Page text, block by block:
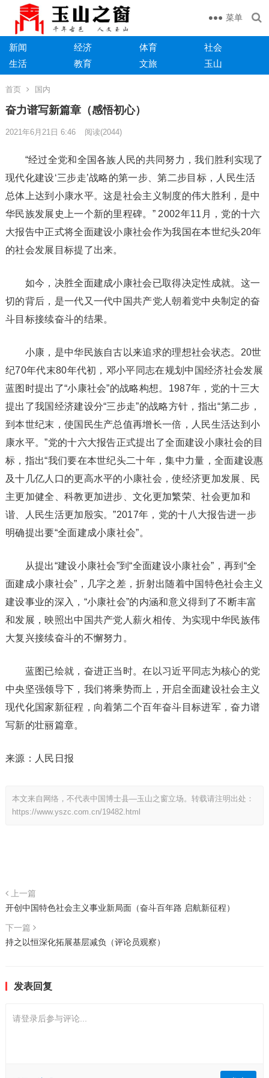
菜单
新闻 经济 体育
社会
生活
教育 文旅 玉山
首页 国内
奋力谱写新篇章（感悟初心）
2021年6月21日 6:46 阅读(2044)
“经过全党和全国各族人民的共同努力，我们胜利实现了
现代化建设‘三步走’战略的第一步、第二步目标，人民生活
总体上达到小康水平。这是社会主义制度的伟大胜利，是中
华民族发展史上一个新的里程碑。” 2002年11月，党的十六
大报告中正式将全面建设小康社会作为我国在本世纪头20年
的社会发展目标提了出来。
如今，决胜全面建成小康社会已取得决定性成就。这一
切的背后，是一代又一代中国共产党人朝着党中央制定的奋
斗目标接续奋斗的结果。
小康，是中华民族自古以来追求的理想社会状态。20世
纪70年代末80年代初，邓小平同志在规划中国经济社会发展
蓝图时提出了“小康社会”的战略构想。1987年，党的十三大
提出了我国经济建设分“三步走”的战略方针，指出“第二步，
到本世纪末，使国民生产总值再增长一倍，人民生活达到小
康水平。”党的十六大报告正式提出了全面建设小康社会的目
标，指出“我们要在本世纪头二十年，集中力量，全面建设惠
及十几亿人口的更高水平的小康社会，使经济更加发展、民
主更加健全、科教更加进步、文化更加繁荣、社会更加和
谐、人民生活更加殷实。”2017年，党的十八大报告进一步
明确提出要“全面建成小康社会”。
从提出“建设小康社会”到“全面建设小康社会”，再到“全
面建成小康社会”，几字之差，折射出随着中国特色社会主义
建设事业的深入，“小康社会”的内涵和意义得到了不断丰富
和发展，映照出中国共产党人薪火相传、为实现中华民族伟
大复兴接续奋斗的不懈努力。
蓝图已绘就，奋进正当时。在以习近平同志为核心的党
中央坚强领导下，我们将乘势而上，开启全面建设社会主义
现代化国家新征程，向着第二个百年奋斗目标进军，奋力谱
写新的壮丽篇章。
来源：人民日报
本文来自网络，不代表中国博士县—玉山之窗立场。转载请注明出处：
https://www.yszc.com.cn/19482.html
上一篇
开创中国特色社会主义事业新局面（奋斗百年路 启航新征程）
下一篇
持之以恒深化拓展基层减负（评论员观察）
发表回复
请登录后参与评论...